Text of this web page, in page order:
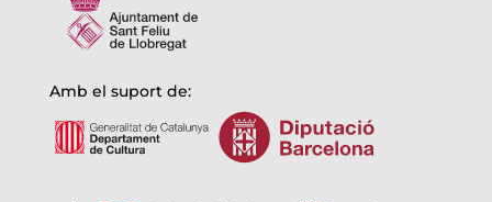
Amb el suport de: